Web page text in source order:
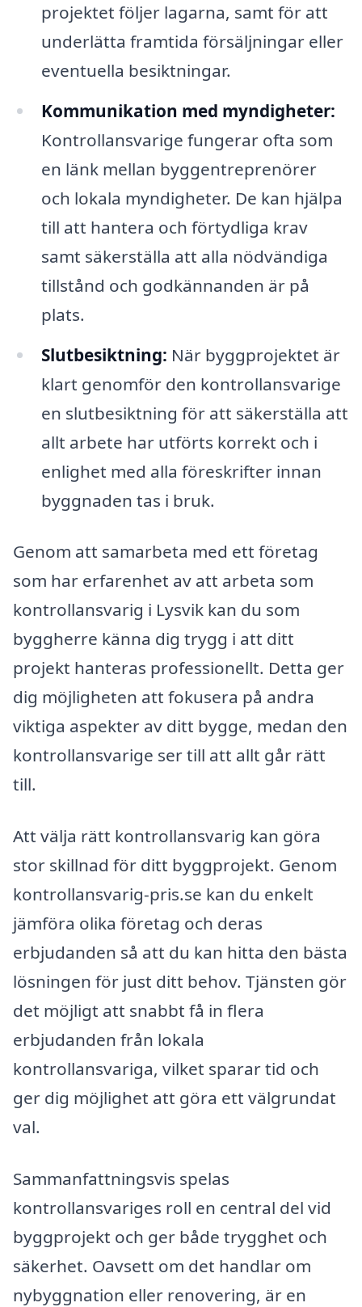
projektet följer lagarna, samt för att
underlätta framtida försäljningar eller
eventuella besiktningar.
Kommunikation med myndigheter:
Kontrollansvarige fungerar ofta som
en länk mellan byggentreprenörer
och lokala myndigheter. De kan hjälpa
till att hantera och förtydliga krav
samt säkerställa att alla nödvändiga
tillstånd och godkännanden är på
plats.
Slutbesiktning: När byggprojektet är
klart genomför den kontrollansvarige
en slutbesiktning för att säkerställa att
allt arbete har utförts korrekt och i
enlighet med alla föreskrifter innan
byggnaden tas i bruk.
Genom att samarbeta med ett företag
som har erfarenhet av att arbeta som
kontrollansvarig i Lysvik kan du som
byggherre känna dig trygg i att ditt
projekt hanteras professionellt. Detta ger
dig möjligheten att fokusera på andra
viktiga aspekter av ditt bygge, medan den
kontrollansvarige ser till att allt går rätt
till.
Att välja rätt kontrollansvarig kan göra
stor skillnad för ditt byggprojekt. Genom
kontrollansvarig-pris.se kan du enkelt
jämföra olika företag och deras
erbjudanden så att du kan hitta den bästa
lösningen för just ditt behov. Tjänsten gör
det möjligt att snabbt få in flera
erbjudanden från lokala
kontrollansvariga, vilket sparar tid och
ger dig möjlighet att göra ett välgrundat
val.
Sammanfattningsvis spelas
kontrollansvariges roll en central del vid
byggprojekt och ger både trygghet och
säkerhet. Oavsett om det handlar om
nybyggnation eller renovering, är en